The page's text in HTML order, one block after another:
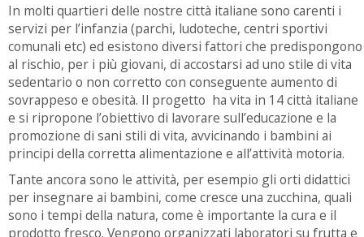
In molti quartieri delle nostre città italiane sono carenti i
servizi per l’infanzia (parchi, ludoteche, centri sportivi
comunali etc) ed esistono diversi fattori che predispongono
al rischio, per i più giovani, di accostarsi ad uno stile di vita
sedentario o non corretto con conseguente aumento di
sovrappeso e obesità. Il progetto ha vita in 14 città italiane
e si ripropone l’obiettivo di lavorare sull’educazione e la
promozione di sani stili di vita, avvicinando i bambini ai
principi della corretta alimentazione e all’attività motoria.
Tante ancora sono le attività, per esempio gli orti didattici
per insegnare ai bambini, come cresce una zucchina, quali
sono i tempi della natura, come è importante la cura e il
prodotto fresco. Vengono organizzati laboratori su frutta e